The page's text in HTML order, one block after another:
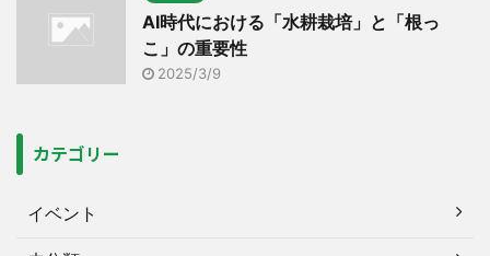
AI時代における「水耕栽培」と「根っ
こ」の重要性
2025/3/9
カテゴリー
イベント